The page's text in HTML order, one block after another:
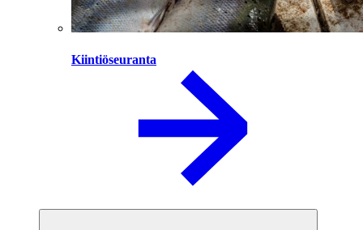
Kiintiöseuranta